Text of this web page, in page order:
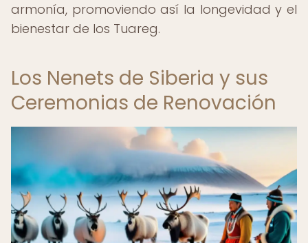
armonía, promoviendo así la longevidad y el
bienestar de los Tuareg.
Los Nenets de Siberia y sus
Ceremonias de Renovación